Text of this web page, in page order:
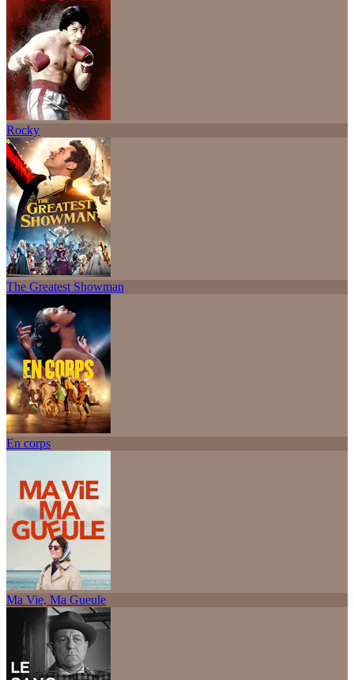
Rocky
The Greatest Showman
En corps
Ma Vie, Ma Gueule